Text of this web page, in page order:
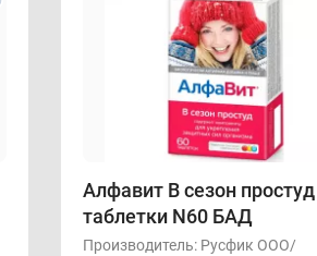
Алфавит В сезон простуд
таблетки N60 БАД
Производитель: Русфик ООО/